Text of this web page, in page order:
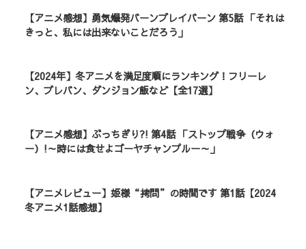
【アニメ感想】勇気爆発バーンブレイバーン 第5話 「それは
きっと、私には出来ないことだろう」
【2024年】冬アニメを満足度順にランキング！フリーレ
ン、ブレバン、ダンジョン飯など【全17選】
【アニメ感想】ぶっちぎり?! 第4話 「ストップ戦争（ウォ
ー）!～時には食せよゴーヤチャンプルー～」
【アニメレビュー】姫様“拷問”の時間です 第1話【2024
冬アニメ1話感想】